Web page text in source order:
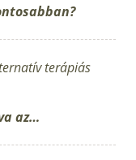
terápiás
az…